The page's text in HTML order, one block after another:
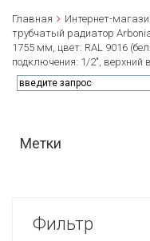
Главная Интернет-
трубчатый радиатор
1755 мм, цвет: RAL 9016
подключения: 1/2", верхний
Метки
Фильтр